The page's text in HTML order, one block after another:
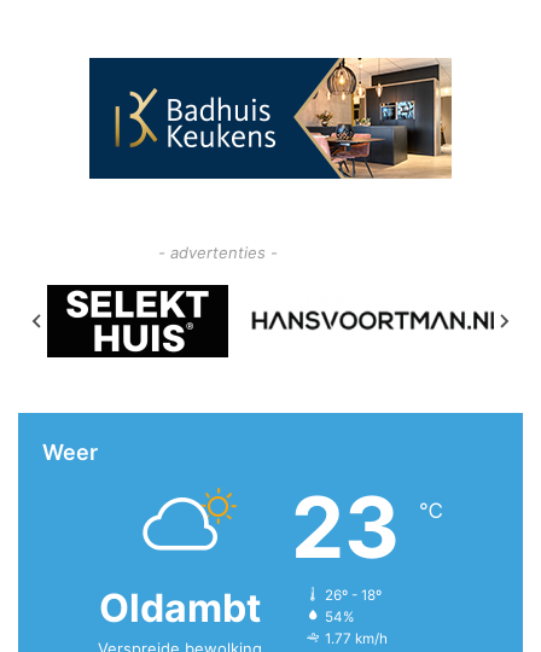
- advertenties -
Weer
Oldambt
23 ℃
26º - 18º
54%
1.77 km/h